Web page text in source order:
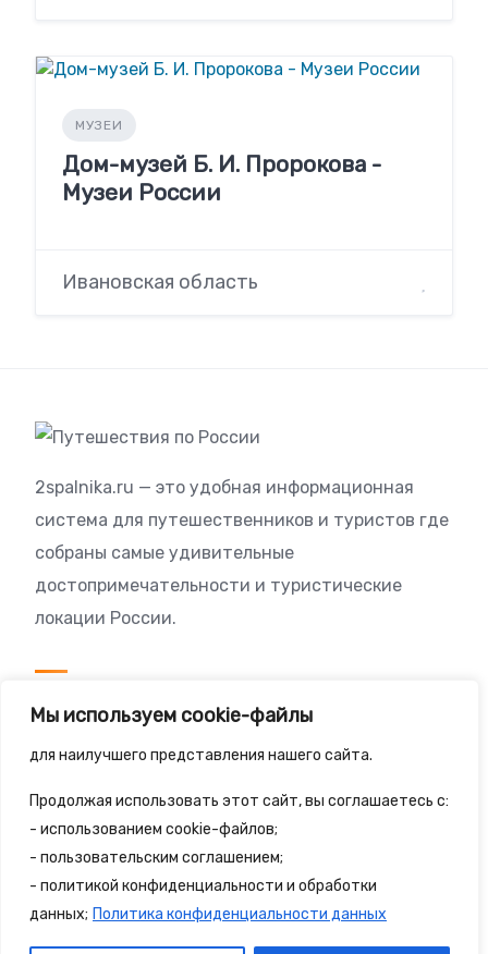
Мы используем cookie-файлы
для наилучшего представления нашего сайта.
Продолжая использовать этот сайт, вы соглашаетесь с:
- использованием cookie-файлов;
- пользовательским соглашением;
- политикой конфиденциальности и обработки
данных; Политика конфиденциальности данных
МУЗЕИ
Дом-музей Б. И. Пророкова -
Музеи России
Ивановская область
2spalnika.ru — это удобная информационная
система для путешественников и туристов где
собраны самые удивительные
достопримечательности и туристические
локации России.
© 2025 - 2spalnika.ru Все права защищены.